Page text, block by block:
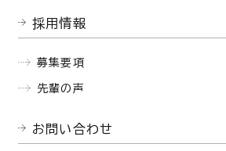
採用情報
募集要項
先輩の声
お問い合わせ